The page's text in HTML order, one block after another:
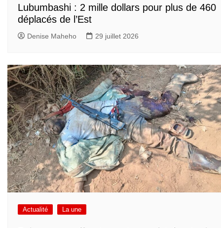
Lubumbashi : 2 mille dollars pour plus de 460
déplacés de l’Est
Denise Maheho 29 juillet 2026
Actualité La une